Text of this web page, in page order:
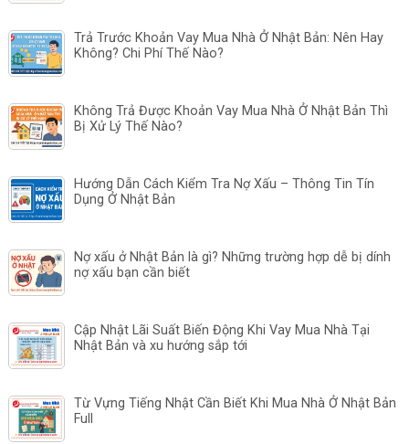
Trả Trước Khoản Vay Mua Nhà Ở Nhật Bản: Nên Hay
Không? Chi Phí Thế Nào?
Không Trả Được Khoản Vay Mua Nhà Ở Nhật Bản Thì
Bị Xử Lý Thế Nào?
Hướng Dẫn Cách Kiểm Tra Nợ Xấu – Thông Tin Tín
Dụng Ở Nhật Bản
Nợ xấu ở Nhật Bản là gì? Những trường hợp dễ bị dính
nợ xấu bạn cần biết
Cập Nhật Lãi Suất Biến Động Khi Vay Mua Nhà Tại
Nhật Bản và xu hướng sắp tới
Từ Vựng Tiếng Nhật Cần Biết Khi Mua Nhà Ở Nhật Bản
Full